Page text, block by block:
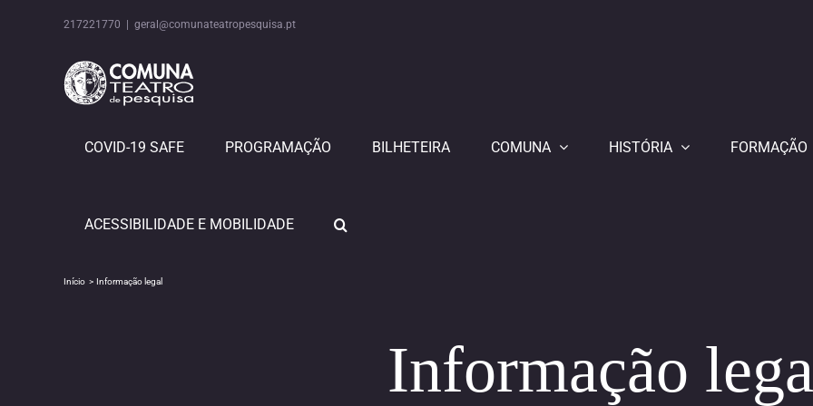
217221770 geral@comunateatropesquisa.pt
COVID-19 SAFE PROGRAMAÇÃO BILHETEIRA COMUNA HISTÓRIA FORMAÇÃO
ACESSIBILIDADE E MOBILIDADE
Início Informação legal
Informação